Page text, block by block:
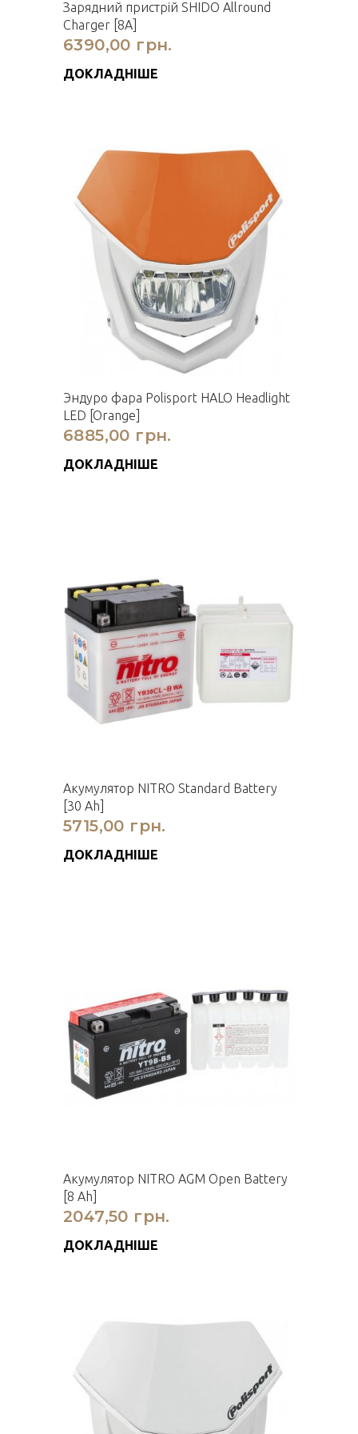
Зарядний пристрій SHIDO Allround
Charger [8A]
6390,00 грн.
ДОКЛАДНІШЕ
Эндуро фара Polisport HALO Headlight
LED [Orange]
6885,00 грн.
ДОКЛАДНІШЕ
Акумулятор NITRO Standard Battery
[30 Ah]
5715,00 грн.
ДОКЛАДНІШЕ
Акумулятор NITRO AGM Open Battery
[8 Ah]
2047,50 грн.
ДОКЛАДНІШЕ